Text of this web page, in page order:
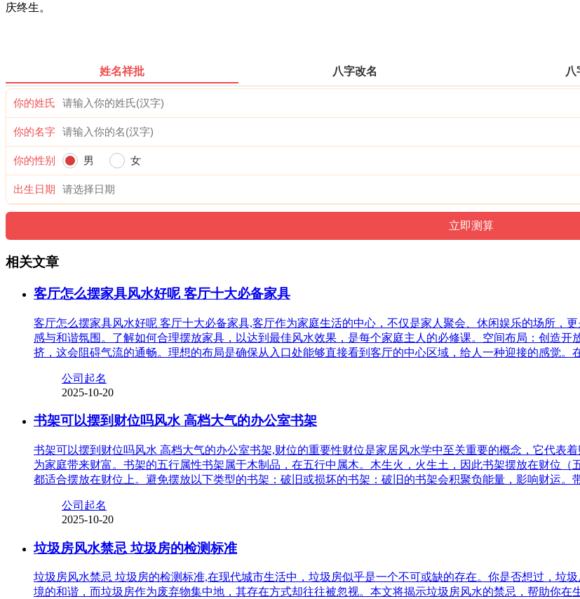
庆终生。
姓名祥批 八字改名 八
你的姓氏
你的名字
你的性别 男 女
出生日期
相关文章
客厅怎么摆家具风水好呢 客厅十大必备家具
客厅怎么摆家具风水好呢 客厅十大必备家具,客厅作为家庭生活的中心，不仅是家人聚会、休闲娱乐的场所，
感与和谐氛围。了解如何合理摆放家具，以达到最佳风水效果，是每个家庭主人的必修课。空间布局：创造
挤，这会阻碍气流的通畅。理想的布局是确保从入口处能够直接看到客厅的中心区域，给人一种迎接的感觉。
公司起名
2025-10-20
书架可以摆到财位吗风水 高档大气的办公室书架
书架可以摆到财位吗风水 高档大气的办公室书架,财位的重要性财位是家居风水学中至关重要的概念，它代表
为家庭带来财富。书架的五行属性书架属于木制品，在五行中属木。木生火，火生土，因此书架摆放在财位
都适合摆放在财位上。避免摆放以下类型的书架：破旧或损坏的书架：破旧的书架会积聚负能量，影响财运。
公司起名
2025-10-20
垃圾房风水禁忌 垃圾房的检测标准
垃圾房风水禁忌 垃圾房的检测标准,在现代城市生活中，垃圾房似乎是一个不可或缺的存在。你是否想过，垃
境的和谐，而垃圾房作为废弃物集中地，其存在方式却往往被忽视。本文将揭示垃圾房风水的禁忌，帮助你